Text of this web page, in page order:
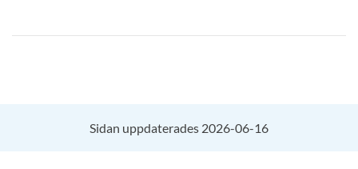
Sidan uppdaterades 2026-06-16